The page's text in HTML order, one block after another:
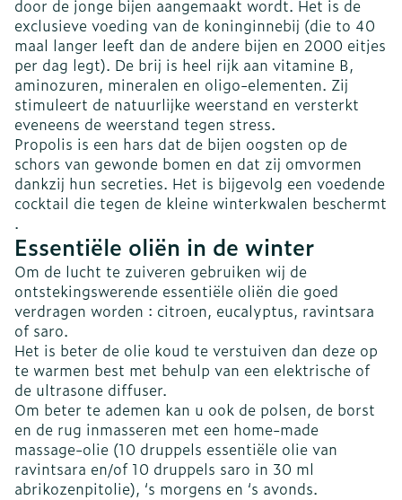
door de jonge bijen aangemaakt wordt. Het is de
exclusieve voeding van de koninginnebij (die to 40
maal langer leeft dan de andere bijen en 2000 eitjes
per dag legt). De brij is heel rijk aan vitamine B,
aminozuren, mineralen en oligo-elementen. Zij
stimuleert de natuurlijke weerstand en versterkt
eveneens de weerstand tegen stress.
Propolis is een hars dat de bijen oogsten op de
schors van gewonde bomen en dat zij omvormen
dankzij hun secreties. Het is bijgevolg een voedende
cocktail die tegen de kleine winterkwalen beschermt
.
Essentiële oliën in de winter
Om de lucht te zuiveren gebruiken wij de
ontstekingswerende essentiële oliën die goed
verdragen worden : citroen, eucalyptus, ravintsara
of saro.
Het is beter de olie koud te verstuiven dan deze op
te warmen best met behulp van een elektrische of
de ultrasone diffuser.
Om beter te ademen kan u ook de polsen, de borst
en de rug inmasseren met een home-made
massage-olie (10 druppels essentiële olie van
ravintsara en/of 10 druppels saro in 30 ml
abrikozenpitolie), ‘s morgens en ‘s avonds.